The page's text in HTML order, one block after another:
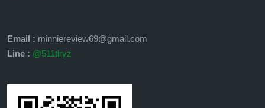
Email : minniereview69@gmail.com
Line : @511tlryz